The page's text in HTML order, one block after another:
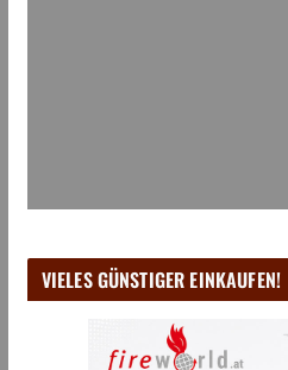
VIELES GÜNSTIGER EINKAUFEN!